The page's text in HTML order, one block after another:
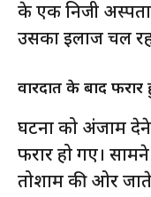
के एक निजी
उसका इलाज चल
वारदात के बाद
घटना को अंजाम
फरार हो गए।
तोशाम की ओर